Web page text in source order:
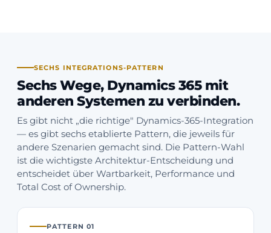
SECHS INTEGRATIONS-PATTERN
Sechs Wege, Dynamics 365 mit
anderen Systemen zu verbinden.
Es gibt nicht „die richtige" Dynamics-365-Integration
— es gibt sechs etablierte Pattern, die jeweils für
andere Szenarien gemacht sind. Die Pattern-Wahl
ist die wichtigste Architektur-Entscheidung und
entscheidet über Wartbarkeit, Performance und
Total Cost of Ownership.
PATTERN 01